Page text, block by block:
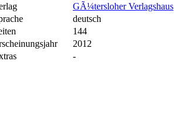
GÃ¼tersloher Verlagshaus
deutsch
144
2012
-